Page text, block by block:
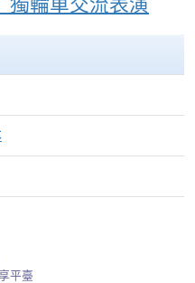
獨輪車交流表演
平臺